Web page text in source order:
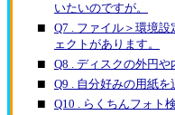
いたいのですが。
■
Q7 . ファイル＞環境
ェクトがあります。
■ Q8 . ディスクの外円
■ Q9 . 自分好みの用紙
■ Q10 . らくちんフォト